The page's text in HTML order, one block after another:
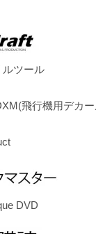
ツール
飛行機用デカー
DVD